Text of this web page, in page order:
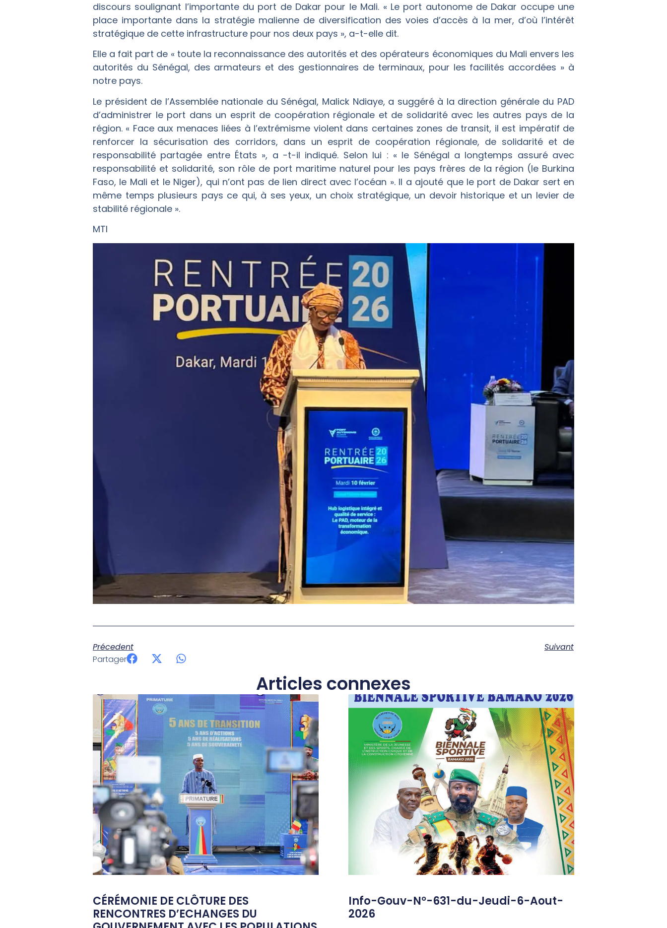
discours soulignant l’importante du port de Dakar pour le Mali. « Le port autonome de Dakar occupe une
place importante dans la stratégie malienne de diversification des voies d’accès à la mer, d’où l’intérêt
stratégique de cette infrastructure pour nos deux pays », a-t-elle dit.
Elle a fait part de « toute la reconnaissance des autorités et des opérateurs économiques du Mali envers les
autorités du Sénégal, des armateurs et des gestionnaires de terminaux, pour les facilités accordées » à
notre pays.
Le président de l’Assemblée nationale du Sénégal, Malick Ndiaye, a suggéré à la direction générale du PAD
d’administrer le port dans un esprit de coopération régionale et de solidarité avec les autres pays de la
région. « Face aux menaces liées à l’extrémisme violent dans certaines zones de transit, il est impératif de
renforcer la sécurisation des corridors, dans un esprit de coopération régionale, de solidarité et de
responsabilité partagée entre États », a -t-il indiqué. Selon lui : « le Sénégal a longtemps assuré avec
responsabilité et solidarité, son rôle de port maritime naturel pour les pays frères de la région (le Burkina
Faso, le Mali et le Niger), qui n’ont pas de lien direct avec l’océan ». Il a ajouté que le port de Dakar sert en
même temps plusieurs pays ce qui, à ses yeux, un choix stratégique, un devoir historique et un levier de
stabilité régionale ».
MTI
Précedent
Suivant
Partager
Articles connexes
CÉRÉMONIE DE CLÔTURE DES
RENCONTRES D’ECHANGES DU
Info-Gouv-N°-631-du-Jeudi-6-Aout-
2026